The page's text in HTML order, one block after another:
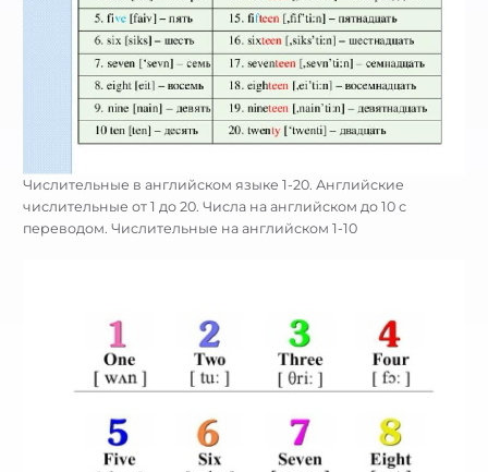
Числительные в английском языке 1-20. Английские
числительные от 1 до 20. Числа на английском до 10 с
переводом. Числительные на английском 1-10